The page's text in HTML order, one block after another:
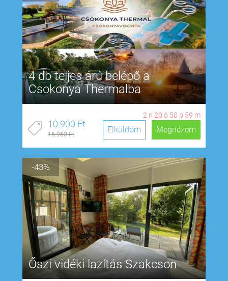
4 db teljes árú belépő a
Csokonya Thermalba
2 n 20 ó 50 p 58 m
10.900 Ft
15.960 Ft Megnézem
Elküldöm
-43%
Őszi vidéki lazítás Szakcson